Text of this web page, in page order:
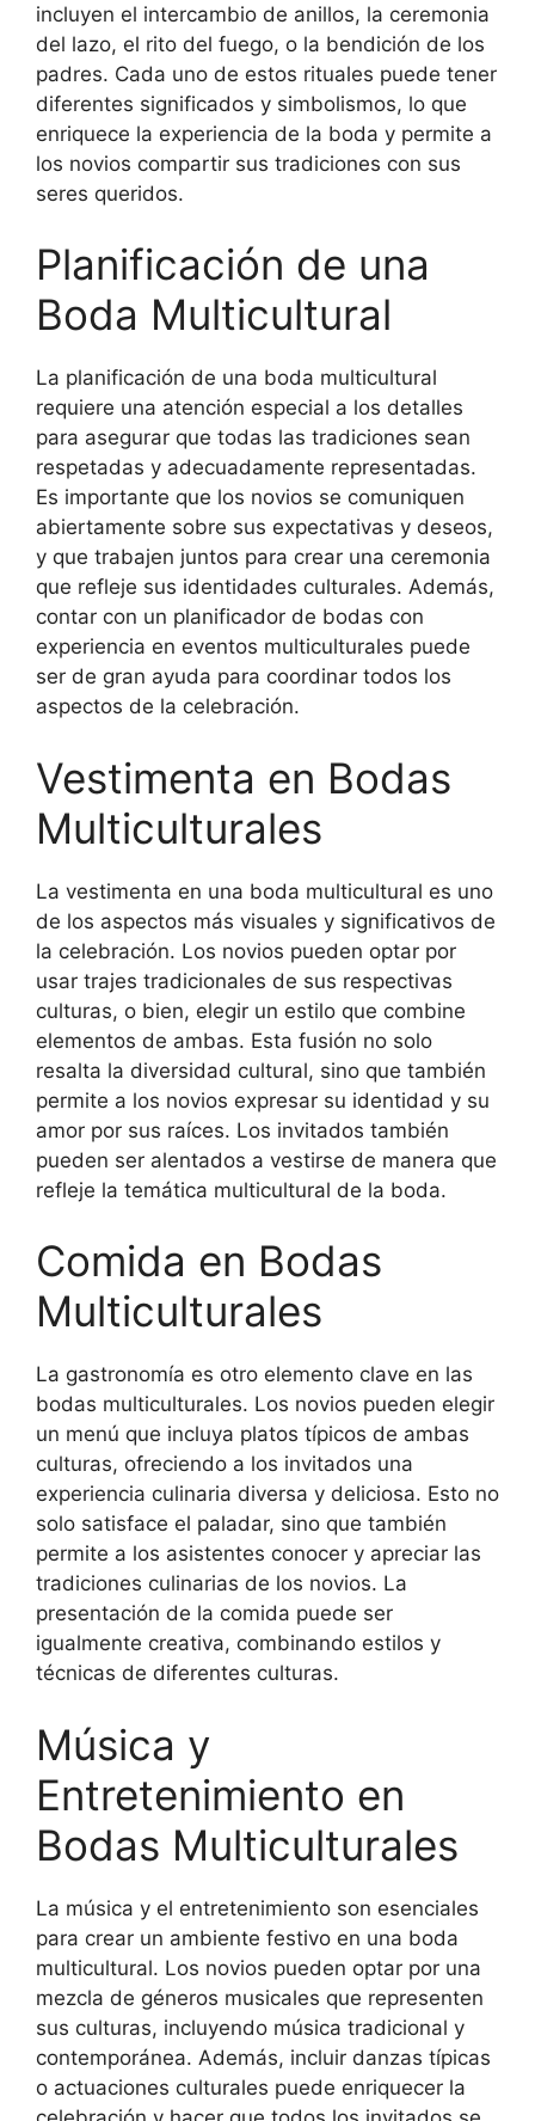
incluyen el intercambio de anillos, la ceremonia
del lazo, el rito del fuego, o la bendición de los
padres. Cada uno de estos rituales puede tener
diferentes significados y simbolismos, lo que
enriquece la experiencia de la boda y permite a
los novios compartir sus tradiciones con sus
seres queridos.
Planificación de una
Boda Multicultural
La planificación de una boda multicultural
requiere una atención especial a los detalles
para asegurar que todas las tradiciones sean
respetadas y adecuadamente representadas.
Es importante que los novios se comuniquen
abiertamente sobre sus expectativas y deseos,
y que trabajen juntos para crear una ceremonia
que refleje sus identidades culturales. Además,
contar con un planificador de bodas con
experiencia en eventos multiculturales puede
ser de gran ayuda para coordinar todos los
aspectos de la celebración.
Vestimenta en Bodas
Multiculturales
La vestimenta en una boda multicultural es uno
de los aspectos más visuales y significativos de
la celebración. Los novios pueden optar por
usar trajes tradicionales de sus respectivas
culturas, o bien, elegir un estilo que combine
elementos de ambas. Esta fusión no solo
resalta la diversidad cultural, sino que también
permite a los novios expresar su identidad y su
amor por sus raíces. Los invitados también
pueden ser alentados a vestirse de manera que
refleje la temática multicultural de la boda.
Comida en Bodas
Multiculturales
La gastronomía es otro elemento clave en las
bodas multiculturales. Los novios pueden elegir
un menú que incluya platos típicos de ambas
culturas, ofreciendo a los invitados una
experiencia culinaria diversa y deliciosa. Esto no
solo satisface el paladar, sino que también
permite a los asistentes conocer y apreciar las
tradiciones culinarias de los novios. La
presentación de la comida puede ser
igualmente creativa, combinando estilos y
técnicas de diferentes culturas.
Música y
Entretenimiento en
Bodas Multiculturales
La música y el entretenimiento son esenciales
para crear un ambiente festivo en una boda
multicultural. Los novios pueden optar por una
mezcla de géneros musicales que representen
sus culturas, incluyendo música tradicional y
contemporánea. Además, incluir danzas típicas
o actuaciones culturales puede enriquecer la